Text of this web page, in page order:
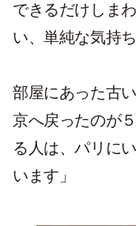
できるだけしま
い、単純な気持ち
部屋にあった古
京へ戻ったのが
る人は、パリに
います」